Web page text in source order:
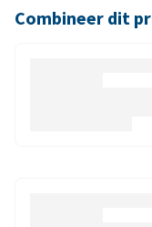
Combineer dit